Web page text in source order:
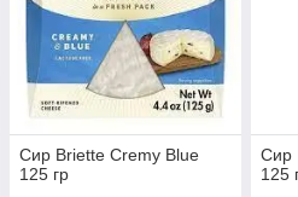
Сир Briette Cremy Blue
125 гр
Сир
125